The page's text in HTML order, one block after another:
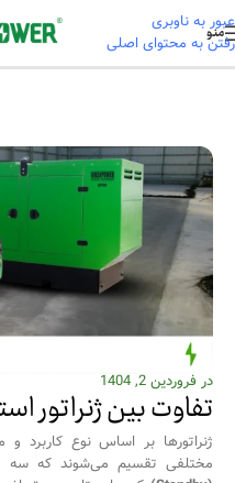
عبور به ناوبری
رفتن به محتوای اصلی
منو
خانه/ آموزشی
در فروردین 2, 1404
تفاوت بین ژنراتور
ژنراتورها بر اساس نوع کاربرد
مختلفی تقسیم می‌شوند که سه